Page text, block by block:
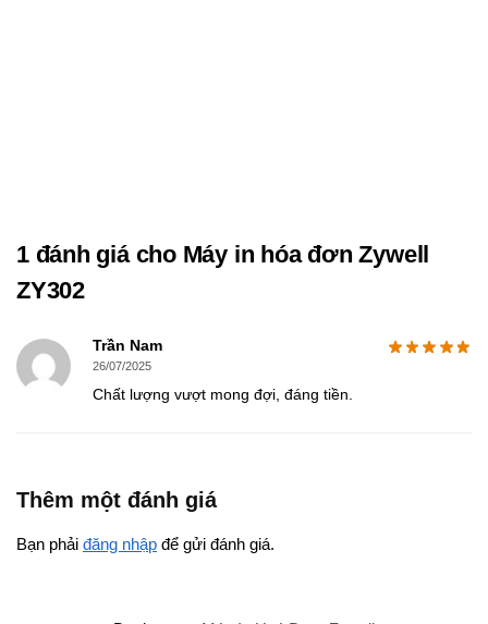
1 đánh giá cho Máy in hóa đơn Zywell
ZY302
Trần Nam
26/07/2025
Chất lượng vượt mong đợi, đáng tiền.
Thêm một đánh giá
Bạn phải đăng nhập để gửi đánh giá.